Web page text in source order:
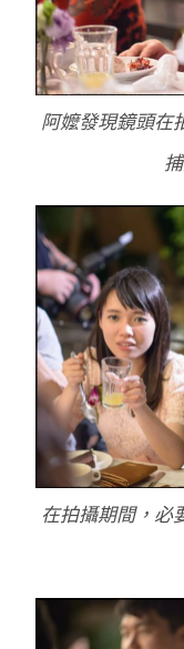
阿嬤發現鏡頭在
在拍攝期間，必